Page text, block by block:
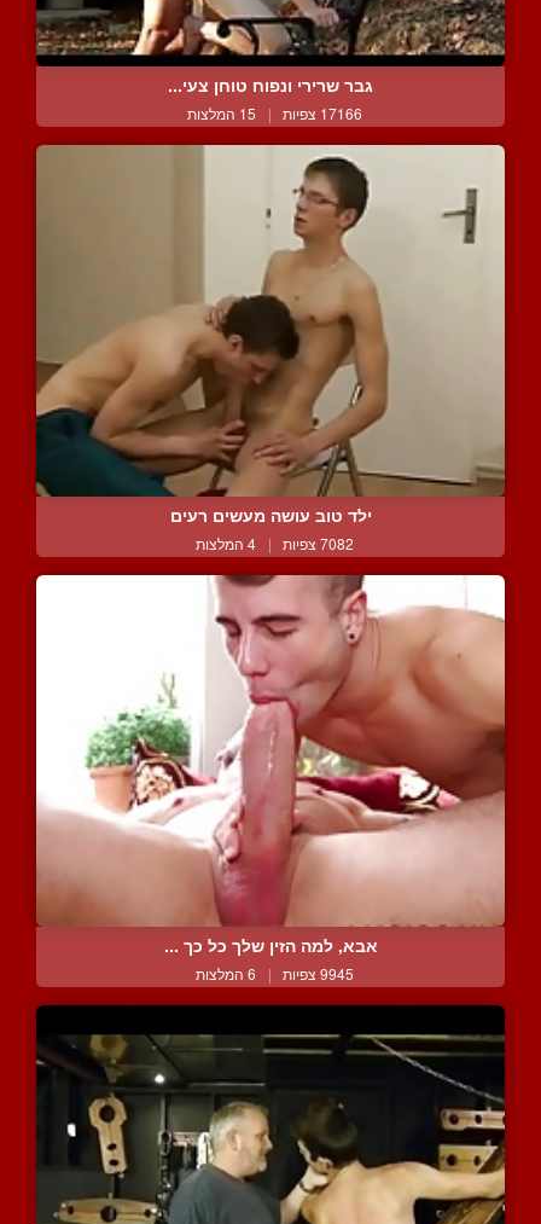
גבר שרירי ונפוח טוחן צעי...
17166 צפיות | 15 המלצות
ילד טוב עושה מעשים רעים
7082 צפיות | 4 המלצות
אבא, למה הזין שלך כל כך ...
9945 צפיות | 6 המלצות